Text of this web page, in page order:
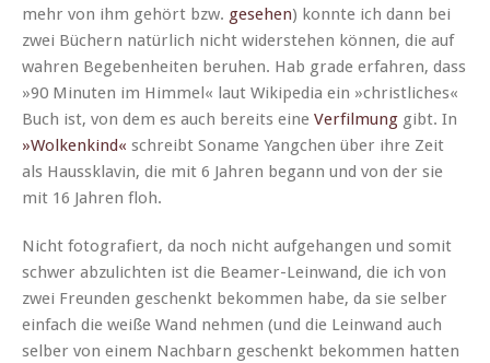
mehr von ihm gehört bzw. gese­hen) kon­nte ich dann bei
zwei Büch­ern natür­lich nicht wider­ste­hen kön­nen, die auf
wahren Begeben­heit­en beruhen. Hab grade erfahren, dass
»90 Minuten im Him­mel« laut Wikipedia ein »christlich­es«
Buch ist, von dem es auch bere­its eine Ver­fil­mung gibt. In
»Wolkenkind« schreibt Son­ame Yangchen über ihre Zeit
als Haussklavin, die mit 6 Jahren begann und von der sie
mit 16 Jahren floh.
Nicht fotografiert, da noch nicht aufge­hangen und somit
schw­er abzulicht­en ist die Beam­er-Lein­wand, die ich von
zwei Fre­un­den geschenkt bekom­men habe, da sie sel­ber
ein­fach die weiße Wand nehmen (und die Lein­wand auch
sel­ber von einem Nach­barn geschenkt bekom­men hat­ten